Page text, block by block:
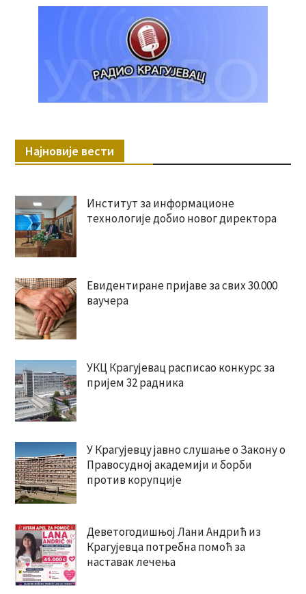
Најновије вести
Институт за информационе
технологије добио новог директора
Евидентиране пријаве за свих 30.000
ваучера
УКЦ Крагујевац расписао конкурс за
пријем 32 радника
У Крагујевцу јавно слушање о Закону о
Правосудној академији и борби
против корупције
Деветогодишњој Лани Андрић из
Крагујевца потребна помоћ за
наставак лечења